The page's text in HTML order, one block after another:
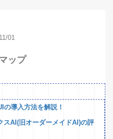
01
ップ
の導入方法を解説！
スAI(旧オーダーメイドAI)の評